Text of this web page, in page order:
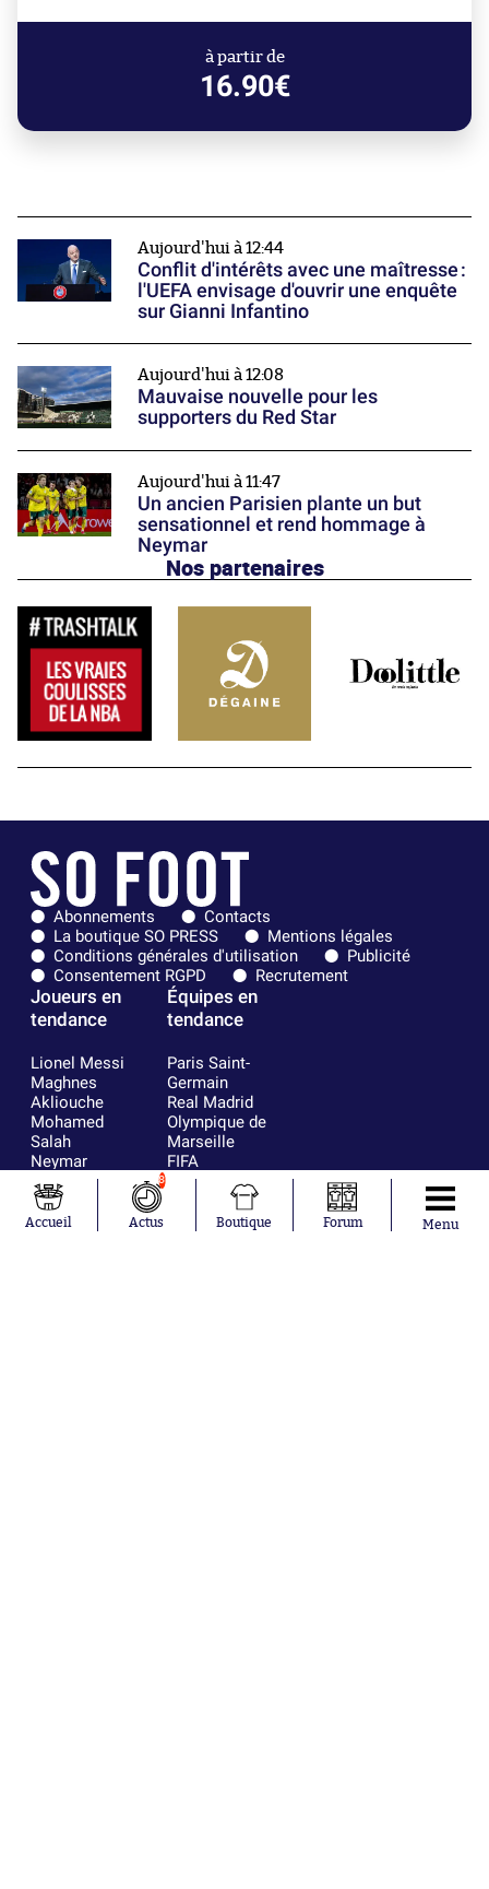
à partir de
16.90€
Aujourd'hui à 12:44
Conflit d'intérêts avec une maîtresse :
l'UEFA envisage d'ouvrir une enquête
sur Gianni Infantino
Aujourd'hui à 12:08
Mauvaise nouvelle pour les
supporters du Red Star
Aujourd'hui à 11:47
Un ancien Parisien plante un but
sensationnel et rend hommage à
Neymar
Nos partenaires
Abonnements
Contacts
La boutique SO PRESS
Mentions légales
Conditions générales d'utilisation
Publicité
Consentement RGPD
Recrutement
Joueurs en
tendance
Lionel Messi
Maghnes
Akliouche
Mohamed
Salah
Neymar
Julián Álvarez
Ferrán Torres
Kilian Corredor
Équipes en
tendance
Paris Saint-
Germain
Real Madrid
Olympique de
Marseille
FIFA
FC Barcelone
Argentine
Olympique
Accueil
8
Actus Boutique Forum Menu